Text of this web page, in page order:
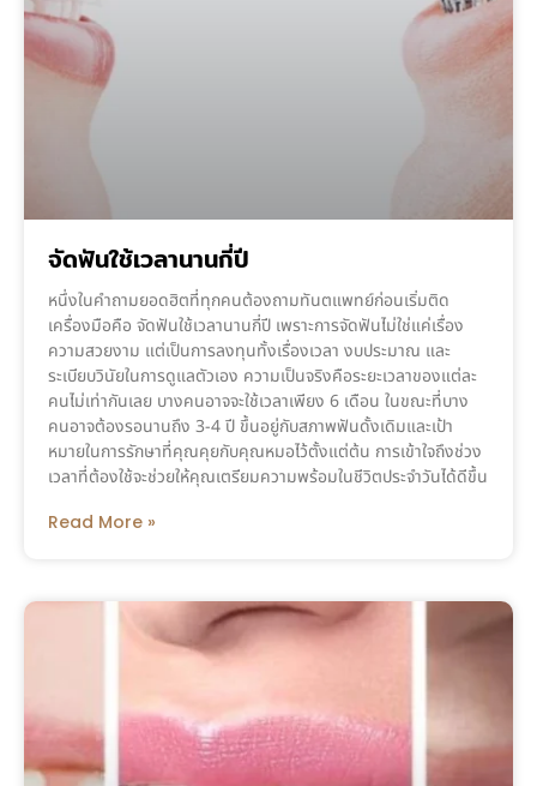
จัดฟันใช้เวลานานกี่ปี
หนึ่งในคำถามยอดฮิตที่ทุกคนต้องถามทันตแพทย์ก่อนเริ่มติด
เครื่องมือคือ จัดฟันใช้เวลานานกี่ปี เพราะการจัดฟันไม่ใช่แค่เรื่อง
ความสวยงาม แต่เป็นการลงทุนทั้งเรื่องเวลา งบประมาณ และ
ระเบียบวินัยในการดูแลตัวเอง ความเป็นจริงคือระยะเวลาของแต่ละ
คนไม่เท่ากันเลย บางคนอาจจะใช้เวลาเพียง 6 เดือน ในขณะที่บาง
คนอาจต้องรอนานถึง 3-4 ปี ขึ้นอยู่กับสภาพฟันดั้งเดิมและเป้า
หมายในการรักษาที่คุณคุยกับคุณหมอไว้ตั้งแต่ต้น การเข้าใจถึงช่วง
เวลาที่ต้องใช้จะช่วยให้คุณเตรียมความพร้อมในชีวิตประจำวันได้ดีขึ้น
Read More »